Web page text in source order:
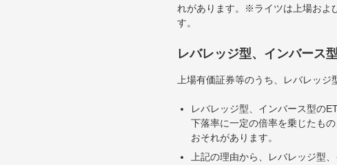
れがあります。※ライツは上場およ
す。
レバレッジ型、インバース
上場有価証券等のうち、レバレッ
レバレッジ型、インバース型の
下落率に一定の倍率を乗じたも
おそれがあります。
上記の理由から、レバレッジ型